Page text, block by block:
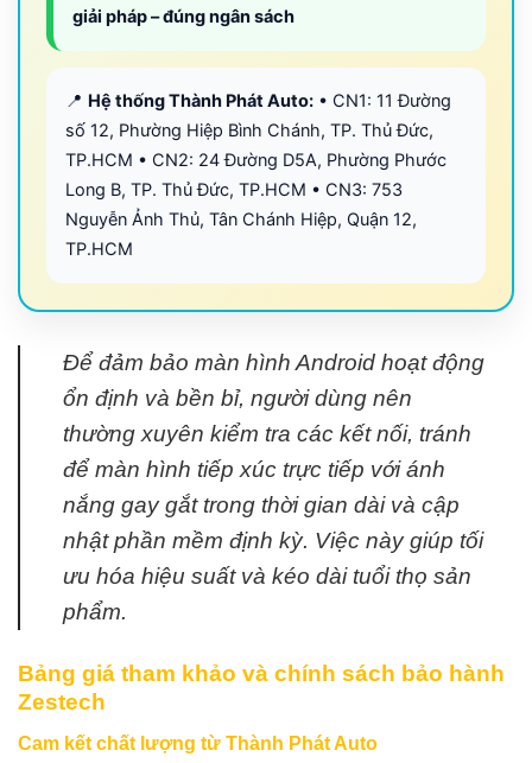
giải pháp – đúng ngân sách
📍 Hệ thống Thành Phát Auto: • CN1: 11 Đường
số 12, Phường Hiệp Bình Chánh, TP. Thủ Đức,
TP.HCM • CN2: 24 Đường D5A, Phường Phước
Long B, TP. Thủ Đức, TP.HCM • CN3: 753
Nguyễn Ảnh Thủ, Tân Chánh Hiệp, Quận 12,
TP.HCM
Để đảm bảo màn hình Android hoạt động
ổn định và bền bỉ, người dùng nên
thường xuyên kiểm tra các kết nối, tránh
để màn hình tiếp xúc trực tiếp với ánh
nắng gay gắt trong thời gian dài và cập
nhật phần mềm định kỳ. Việc này giúp tối
ưu hóa hiệu suất và kéo dài tuổi thọ sản
phẩm.
Bảng giá tham khảo và chính sách bảo hành
Zestech
Cam kết chất lượng từ Thành Phát Auto